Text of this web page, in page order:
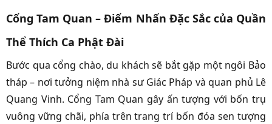
Cổng Tam Quan – Điểm Nhấn Đặc Sắc của Quần
Thể Thích Ca Phật Đài
Bước qua cổng chào, du khách sẽ bắt gặp một ngôi Bảo
tháp – nơi tưởng niệm nhà sư Giác Pháp và quan phủ Lê
Quang Vinh. Cổng Tam Quan gây ấn tượng với bốn trụ
vuông vững chãi, phía trên trang trí bốn đóa sen tượng